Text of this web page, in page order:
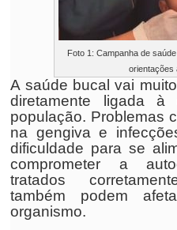
Foto 1: Campanha de
orientações
A saúde bucal vai
diretamente ligada
população. Problemas
na gengiva e
dificuldade para se
comprometer a
tratados
também podem
organismo.